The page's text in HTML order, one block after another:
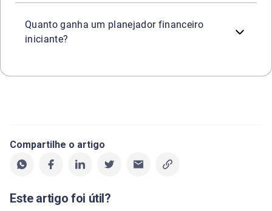
Quanto ganha um planejador financeiro
iniciante?
Compartilhe o artigo
Este artigo foi útil?